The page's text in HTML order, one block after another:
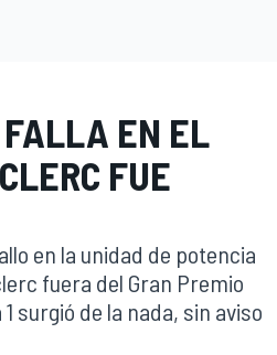
EN EL
FUE
en la unidad de potencia
fuera del Gran Premio
surgió de la nada, sin aviso